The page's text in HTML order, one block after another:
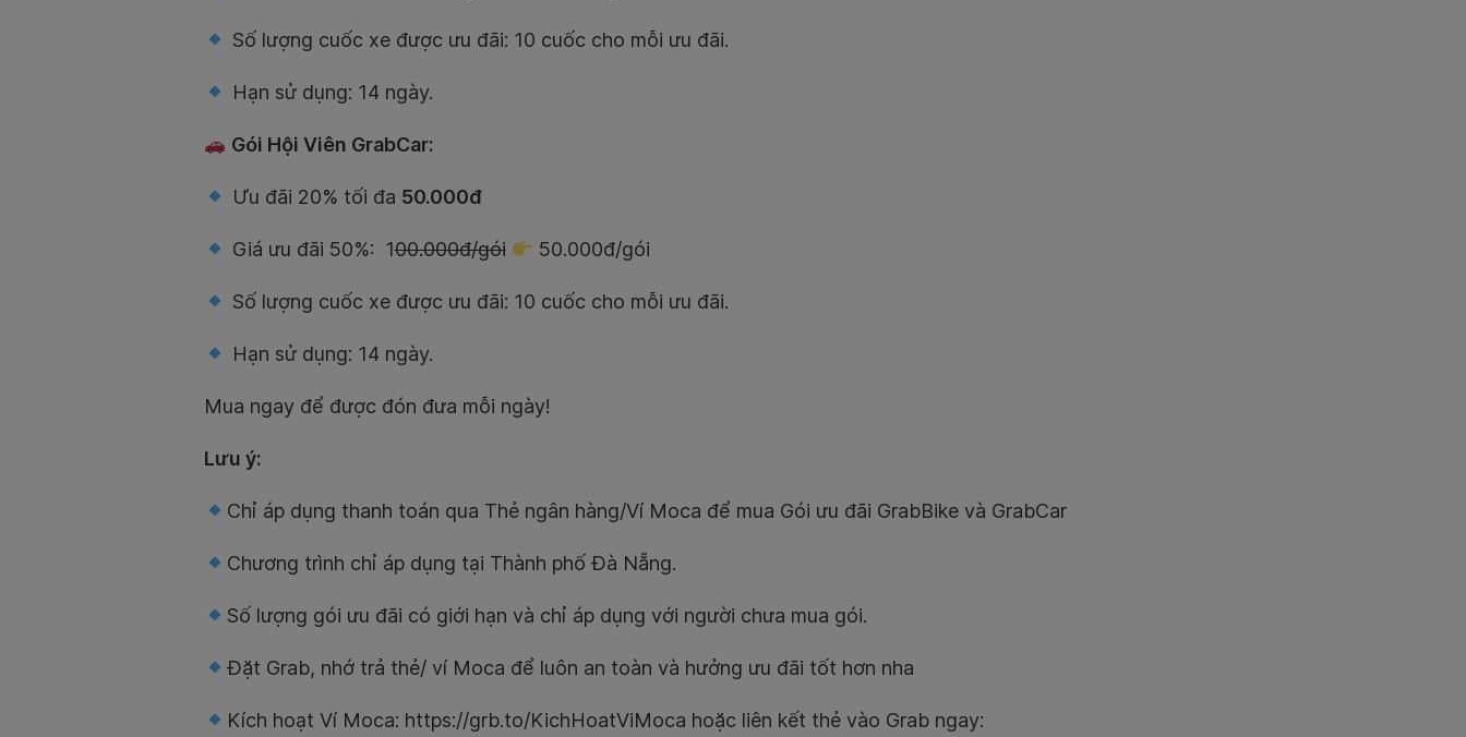
Số lượng cuốc xe được ưu đãi: 10 cuốc cho mỗi ưu đãi.
Hạn sử dụng: 14 ngày.
Gói Hội Viên GrabCar:
Ưu đãi 20% tối đa 50.000đ
Giá ưu đãi 50%: 100.000đ/gói 50.000đ/gói
Số lượng cuốc xe được ưu đãi: 10 cuốc cho mỗi ưu đãi.
Hạn sử dụng: 14 ngày.
Mua ngay để được đón đưa mỗi ngày!
Lưu ý:
Chỉ áp dụng thanh toán qua Thẻ ngân hàng/Ví Moca để mua Gói ưu đãi GrabBike và GrabCar
Chương trình chỉ áp dụng tại Thành phố Đà Nẵng.
Số lượng gói ưu đãi có giới hạn và chỉ áp dụng với người chưa mua gói.
Đặt Grab, nhớ trả thẻ/ ví Moca để luôn an toàn và hưởng ưu đãi tốt hơn nha
Kích hoạt Ví Moca: https://grb.to/KichHoatViMoca hoặc liên kết thẻ vào Grab ngay: